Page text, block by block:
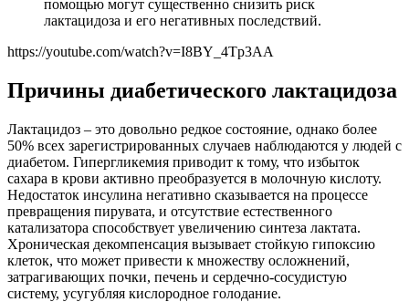
помощью могут существенно снизить риск
лактацидоза и его негативных последствий.
https://youtube.com/watch?v=I8BY_4Tp3AA
Причины диабетического лактацидоза
Лактацидоз – это довольно редкое состояние, однако более
50% всех зарегистрированных случаев наблюдаются у людей с
диабетом. Гипергликемия приводит к тому, что избыток
сахара в крови активно преобразуется в молочную кислоту.
Недостаток инсулина негативно сказывается на процессе
превращения пирувата, и отсутствие естественного
катализатора способствует увеличению синтеза лактата.
Хроническая декомпенсация вызывает стойкую гипоксию
клеток, что может привести к множеству осложнений,
затрагивающих почки, печень и сердечно-сосудистую
систему, усугубляя кислородное голодание.